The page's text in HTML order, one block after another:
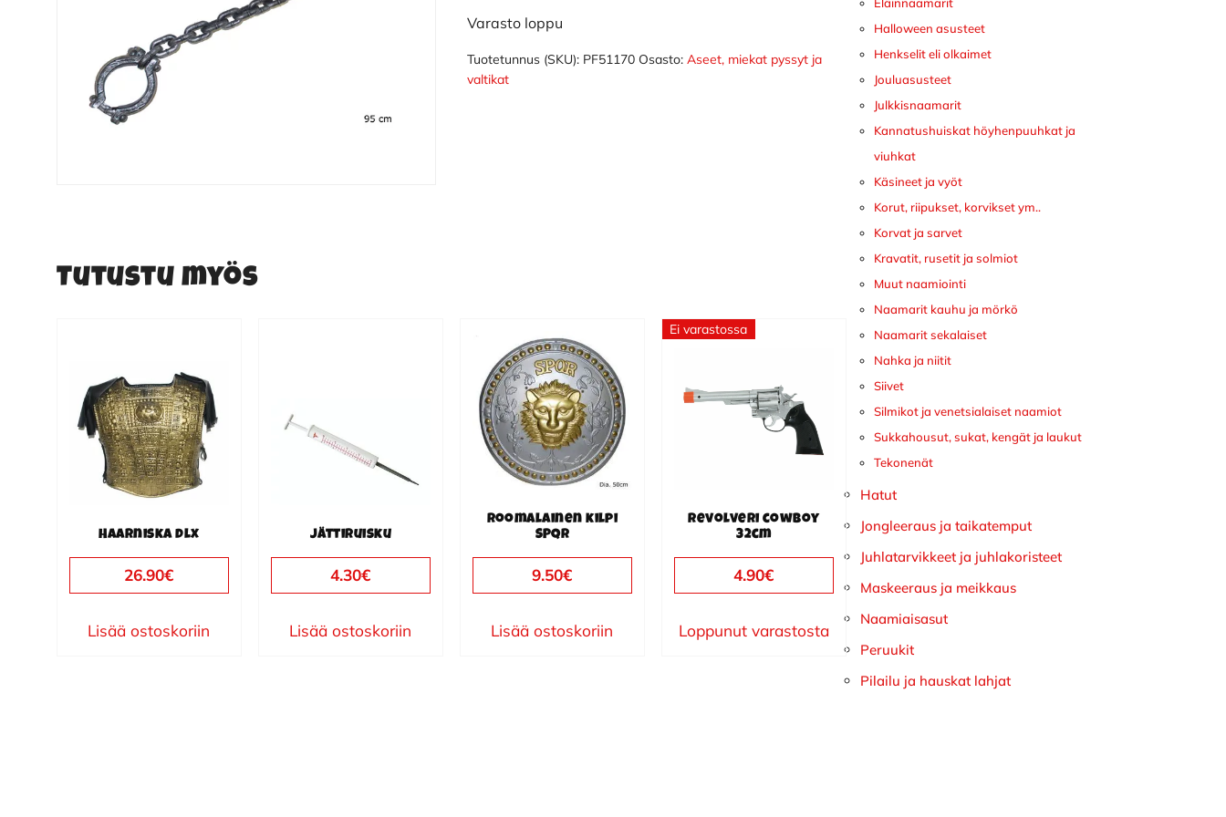
Varasto loppu
Tuotetunnus (SKU): PF51170 Osasto:Aseet, miekat pyssyt ja
valtikat
Tutustu myös
Haarniska dlx
26.90€
Lisää ostoskoriin
Jättiruisku
4.30€
Lisää ostoskoriin
Roomalainen kilpi
SPQR
9.50€
Lisää ostoskoriin
Ei varastossa
Revolveri cowboy
32cm
4.90€
Loppunut varastosta
Halloween asusteet
Henkselit eli olkaimet
Jouluasusteet
Julkkisnaamarit
Kannatushuiskat höyhenpuuhkat ja
viuhkat
Käsineet ja vyöt
Korut, riipukset, korvikset ym..
Korvat ja sarvet
Kravatit, rusetit ja solmiot
Muut naamiointi
Naamarit kauhu ja mörkö
Naamarit sekalaiset
Nahka ja niitit
Siivet
Silmikot ja venetsialaiset naamiot
Sukkahousut, sukat, kengät ja laukut
Tekonenät
Hatut
Jongleeraus ja taikatemput
Juhlatarvikkeet ja juhlakoristeet
Maskeeraus ja meikkaus
Naamiaisasut
Peruukit
Pilailu ja hauskat lahjat